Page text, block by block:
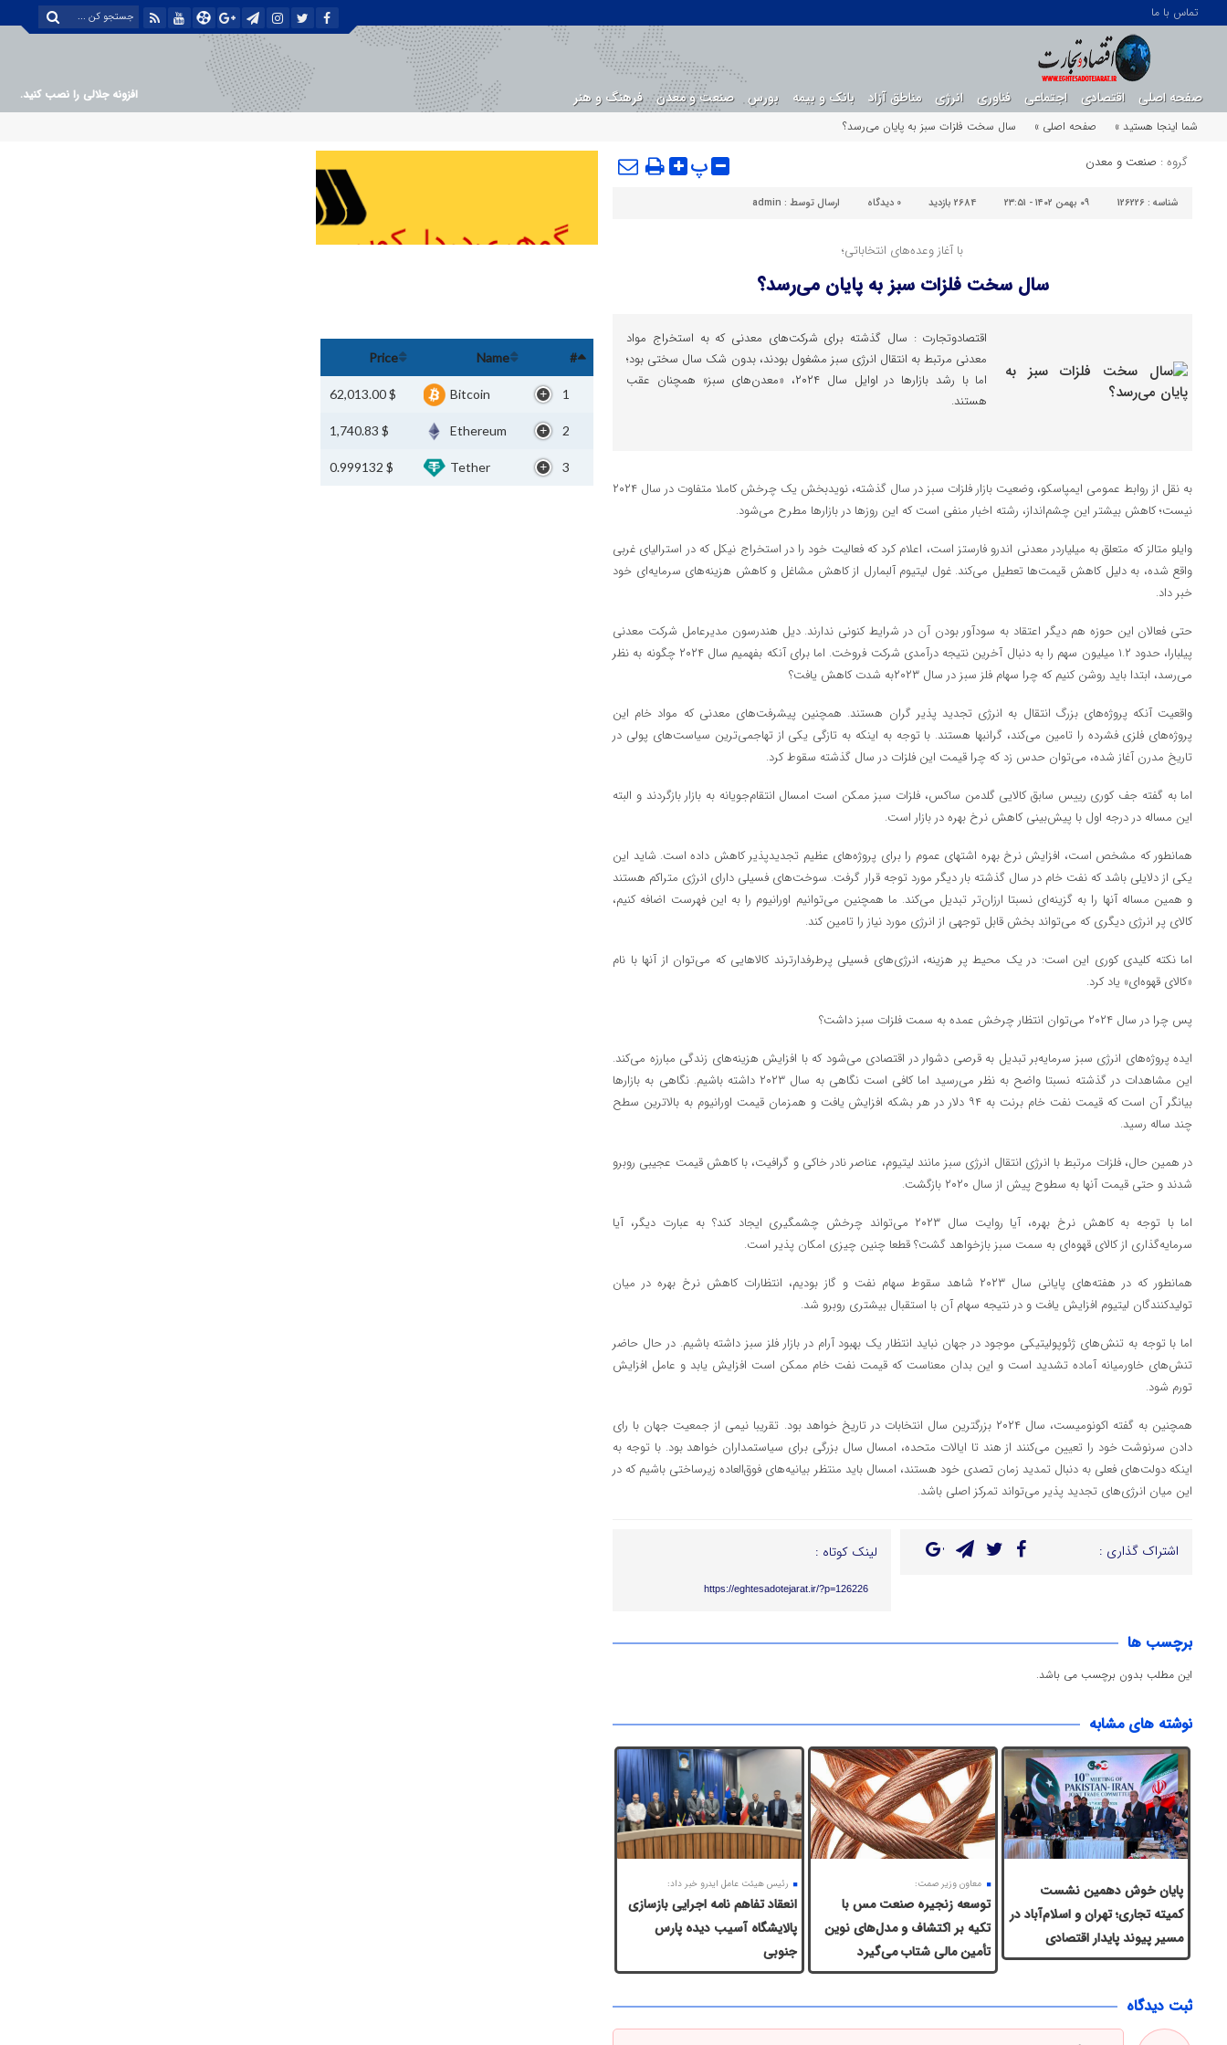
تماس با ما
صفحه اصلی اقتصادی اجتماعی فناوری انرژی مناطق آزاد بانک و بیمه بورس صنعت و معدن فرهنگ و هنر
افزونه جلالی را نصب کنید.
شما اینجا هستید »
صفحه اصلی » سال سخت فلزات سبز به پایان می‌رسد؟
گروه : صنعت و معدن پ
شناسه : 126226 ۰۹ بهمن ۱۴۰۲ - ۲۳:۵۱ 2684 بازدید 0 دیدگاه ارسال توسط : admin
با آغاز وعده‌های انتخاباتی؛
سال سخت فلزات سبز به پایان می‌رسد؟
اقتصادوتجارت : سال گذشته برای شرکت‌های معدنی که به استخراج مواد
معدنی مرتبط به انتقال انرژی سبز مشغول بودند، بدون شک سال سختی بود؛
اما با رشد بازارها در اوایل سال ۲۰۲۴، «معدن‌های سبز» همچنان عقب
هستند.
به نقل از روابط عمومی ایمپاسکو، وضعیت بازار فلزات سبز در سال گذشته، نویدبخش یک چرخش کاملا متفاوت در سال ۲۰۲۴
نیست؛ کاهش بیشتر این چشم‌انداز، رشته اخبار منفی است که این روزها در بازارها مطرح می‌شود.
وایلو متالز که متعلق به میلیاردر معدنی اندرو فارستز است، اعلام کرد که فعالیت خود را در استخراج نیکل که در استرالیای غربی
واقع شده، به دلیل کاهش قیمت‌ها تعطیل می‌کند. غول لیتیوم آلبمارل از کاهش مشاغل و کاهش هزینه‌های سرمایه‌ای خود
خبر داد.
حتی فعالان این حوزه هم دیگر اعتقاد به سودآور بودن آن در شرایط کنونی ندارند. دیل هندرسون مدیرعامل شرکت معدنی
پیلبارا، حدود ۱.۲ میلیون سهم را به دنبال آخرین نتیجه درآمدی شرکت فروخت. اما برای آنکه بفهمیم سال ۲۰۲۴ چگونه به نظر
می‌رسد، ابتدا باید روشن کنیم که چرا سهام فلز سبز در سال ۲۰۲۳به شدت کاهش یافت؟
واقعیت آنکه پروژه‌های بزرگ انتقال به انرژی تجدید پذیر گران هستند. همچنین پیشرفت‌های معدنی که مواد خام این
پروژه‌های فلزی فشرده را تامین می‌کند، گرانبها هستند. با توجه به اینکه به تازگی یکی از تهاجمی‌ترین سیاست‌های پولی در
تاریخ مدرن آغاز شده، می‌توان حدس زد که چرا قیمت این فلزات در سال گذشته سقوط کرد.
اما به گفته جف کوری رییس سابق کالایی گلدمن ساکس، فلزات سبز ممکن است امسال انتقام‌جویانه به بازار بازگردند و البته
این مساله در درجه اول با پیش‌بینی کاهش نرخ بهره در بازار است.
همانطور که مشخص است، افزایش نرخ بهره اشتهای عموم را برای پروژه‌های عظیم تجدیدپذیر کاهش داده است. شاید این
یکی از دلایلی باشد که نفت خام در سال گذشته بار دیگر مورد توجه قرار گرفت. سوخت‌های فسیلی دارای انرژی متراکم هستند
و همین مساله آنها را به گزینه‌ای نسبتا ارزان‌تر تبدیل می‌کند. ما همچنین می‌توانیم اورانیوم را به این فهرست اضافه کنیم،
کالای پر انرژی دیگری که می‌تواند بخش قابل توجهی از انرژی مورد نیاز را تامین کند.
اما نکته کلیدی کوری این است: در یک محیط پر هزینه، انرژی‌های فسیلی پرطرفدارترند کالاهایی که می‌توان از آنها با نام
«کالای قهوه‌ای» یاد کرد.
پس چرا در سال ۲۰۲۴ می‌توان انتظار چرخش عمده به سمت فلزات سبز داشت؟
ایده پروژه‌های انرژی سبز سرمایه‌بر تبدیل به قرصی دشوار در اقتصادی می‌شود که با افزایش هزینه‌های زندگی مبارزه می‌کند.
این مشاهدات در گذشته نسبتا واضح به نظر می‌رسید اما کافی است نگاهی به سال ۲۰۲۳ داشته باشیم. نگاهی به بازارها
بیانگر آن است که قیمت نفت خام برنت به ۹۴ دلار در هر بشکه افزایش یافت و همزمان قیمت اورانیوم به بالاترین سطح
چند ساله رسید.
در همین حال، فلزات مرتبط با انرژی انتقال انرژی سبز مانند لیتیوم، عناصر نادر خاکی و گرافیت، با کاهش قیمت عجیبی روبرو
شدند و حتی قیمت آنها به سطوح پیش از سال ۲۰۲۰ بازگشت.
اما با توجه به کاهش نرخ بهره، آیا روایت سال ۲۰۲۳ می‌تواند چرخش چشمگیری ایجاد کند؟ به عبارت دیگر، آیا
سرمایه‌گذاری از کالای قهوه‌ای به سمت سبز بازخواهد گشت؟ قطعا چنین چیزی امکان پذیر است.
همانطور که در هفته‌های پایانی سال ۲۰۲۳ شاهد سقوط سهام نفت و گاز بودیم، انتظارات کاهش نرخ بهره در میان
تولیدکنندگان لیتیوم افزایش یافت و در نتیجه سهام آن با استقبال بیشتری روبرو شد.
اما با توجه به تنش‌های ژئوپولیتیکی موجود در جهان نباید انتظار یک بهبود آرام در بازار فلز سبز داشته باشیم. در حال حاضر
تنش‌های خاورمیانه آماده تشدید است و این بدان معناست که قیمت نفت خام ممکن است افزایش یابد و عامل افزایش
تورم شود.
همچنین به گفته اکونومیست، سال ۲۰۲۴ بزرگترین سال انتخابات در تاریخ خواهد بود. تقریبا نیمی از جمعیت جهان با رای
دادن سرنوشت خود را تعیین می‌کنند از هند تا ایالات متحده، امسال سال بزرگی برای سیاستمداران خواهد بود. با توجه به
اینکه دولت‌های فعلی به دنبال تمدید زمان تصدی خود هستند، امسال باید منتظر بیانیه‌های فوق‌العاده زیرساختی باشیم که در
این میان انرژی‌های تجدید پذیر می‌تواند تمرکز اصلی باشد.
اشتراک گذاری : لینک کوتاه :
https://eghtesadotejarat.ir/?p=126226
برچسب ها
این مطلب بدون برچسب می باشد.
نوشته های مشابه
پایان خوش دهمین نشست
کمیته تجاری؛ تهران و اسلام‌آباد در
مسیر پیوند پایدار اقتصادی
معاون وزیر صمت:
توسعه زنجیره صنعت مس با
تکیه بر اکتشاف و مدل‌های نوین
تأمین مالی شتاب می‌گیرد
رئیس هیئت عامل ایدرو خبر داد:
انعقاد تفاهم نامه اجرایی بازسازی
پالایشگاه آسیب دیده پارس
جنوبی
ثبت دیدگاه
#
Name
Price
1
Bitcoin
$ 62,013.00
2
Ethereum
$ 1,740.83
3
Tether
$ 0.999132